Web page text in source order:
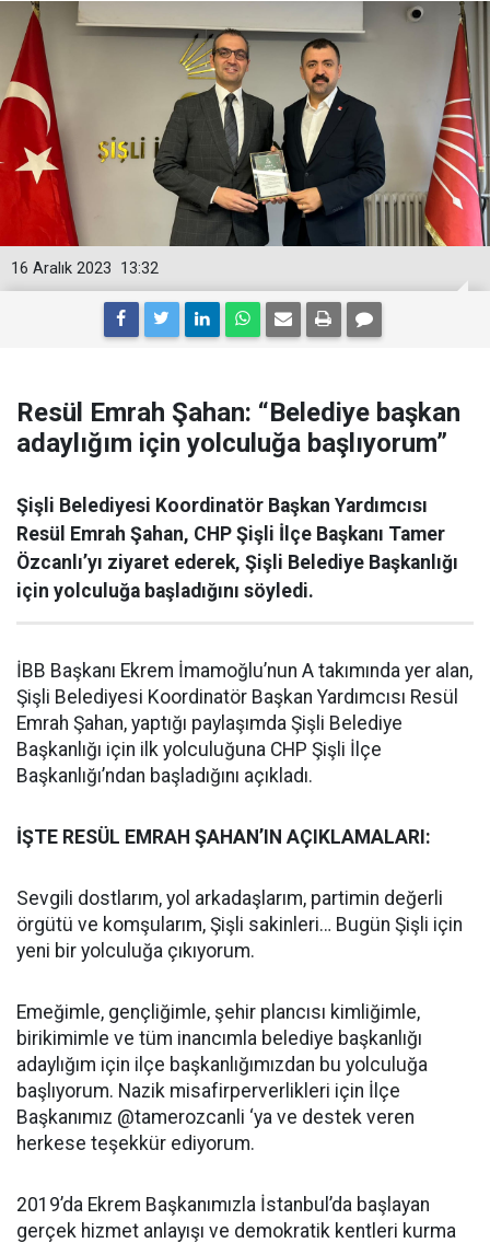
13:32
16 Aralık 2023
Resül Emrah Şahan: “Belediye başkan
adaylığım için yolculuğa başlıyorum”
Şişli Belediyesi Koordinatör Başkan Yardımcısı
Resül Emrah Şahan, CHP Şişli İlçe Başkanı Tamer
Özcanlı’yı ziyaret ederek, Şişli Belediye Başkanlığı
için yolculuğa başladığını söyledi.
İBB Başkanı Ekrem İmamoğlu’nun A takımında yer alan,
Şişli Belediyesi Koordinatör Başkan Yardımcısı Resül
Emrah Şahan, yaptığı paylaşımda Şişli Belediye
Başkanlığı için ilk yolculuğuna CHP Şişli İlçe
Başkanlığı’ndan başladığını açıkladı.
İŞTE RESÜL EMRAH ŞAHAN’IN AÇIKLAMALARI:
Sevgili dostlarım, yol arkadaşlarım, partimin değerli
örgütü ve komşularım, Şişli sakinleri… Bugün Şişli için
yeni bir yolculuğa çıkıyorum.
Emeğimle, gençliğimle, şehir plancısı kimliğimle,
birikimimle ve tüm inancımla belediye başkanlığı
adaylığım için ilçe başkanlığımızdan bu yolculuğa
başlıyorum. Nazik misafirperverlikleri için İlçe
Başkanımız @tamerozcanli ‘ya ve destek veren
herkese teşekkür ediyorum.
2019’da Ekrem Başkanımızla İstanbul’da başlayan
gerçek hizmet anlayışı ve demokratik kentleri kurma